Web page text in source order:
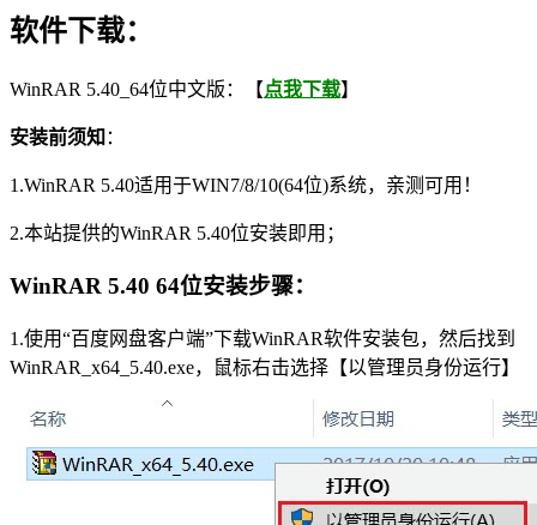
软件下载：
WinRAR 5.40_64位中文版：【点我下载】
安装前须知 ：
1.WinRAR 5.40适用于WIN7/8/10(64位)系统，亲测可用！
2.本站提供的WinRAR 5.40位安装即用；
WinRAR 5.40 64位安装步骤：
1.使用“百度网盘客户端”下载WinRAR软件安装包，然后找到
WinRAR_x64_5.40.exe，鼠标右击选择【以管理员身份运行】